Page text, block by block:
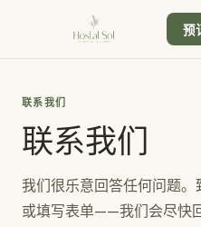
预
联系我们
联系我们
我们很乐意回答任何问题
或填写表单——我们会尽快